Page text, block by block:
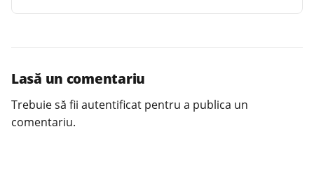
Lasă un comentariu
Trebuie să fii autentificat pentru a publica un
comentariu.